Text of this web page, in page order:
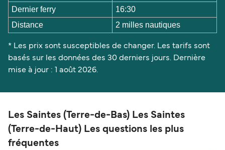
Dernier ferry
16:30
Distance
2 milles nautiques
* Les prix sont susceptibles de changer. Les tarifs sont
basés sur les données des 30 derniers jours. Dernière
mise à jour : 1 août 2026.
Les Saintes (Terre-de-Bas) Les Saintes
(Terre-de-Haut) Les questions les plus
fréquentes